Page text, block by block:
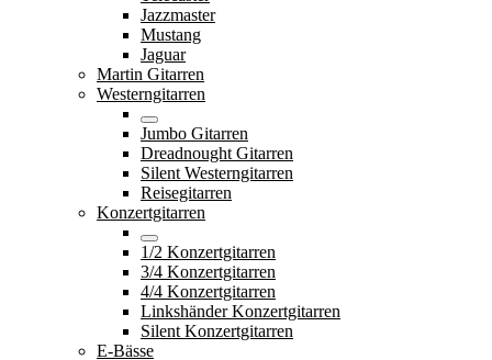
Jazzmaster
Mustang
Jaguar
Martin Gitarren
Westerngitarren
Jumbo Gitarren
Dreadnought Gitarren
Silent Westerngitarren
Reisegitarren
Konzertgitarren
1/2 Konzertgitarren
3/4 Konzertgitarren
4/4 Konzertgitarren
Linkshänder Konzertgitarren
Silent Konzertgitarren
E-Bässe